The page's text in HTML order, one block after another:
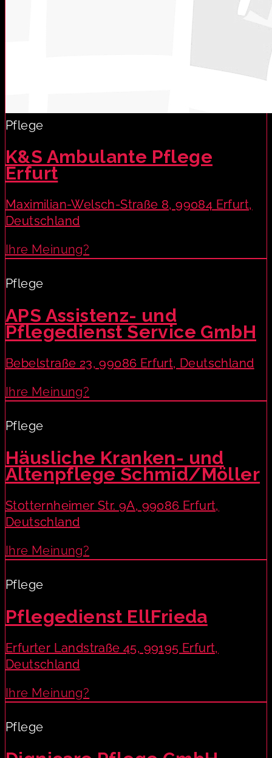
Pflege
K&S Ambulante Pflege
Erfurt
Maximilian-Welsch-Straße 8, 99084 Erfurt,
Deutschland
Ihre Meinung?
Pflege
APS Assistenz- und
Pflegedienst Service GmbH
Bebelstraße 23, 99086 Erfurt, Deutschland
Ihre Meinung?
Pflege
Häusliche Kranken- und
Altenpflege Schmid/Möller
Stotternheimer Str. 9A, 99086 Erfurt,
Deutschland
Ihre Meinung?
Pflege
Pflegedienst EllFrieda
Erfurter Landstraße 45, 99195 Erfurt,
Deutschland
Ihre Meinung?
Pflege